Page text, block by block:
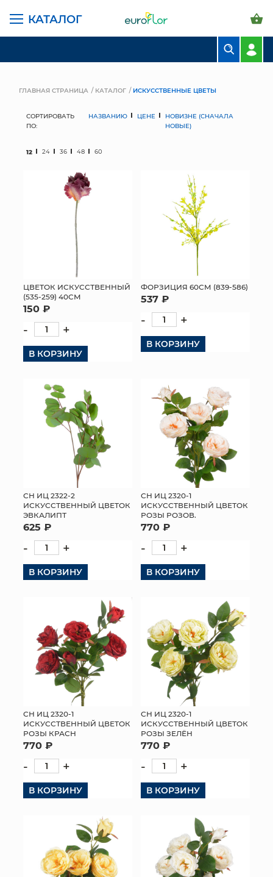
КАТАЛОГ
ГРУНТЫ И УДОБРЕНИЯ
МЯГКИЕ ИГРУШКИ
КОРЗИНЫ
ЯЩИКИ
ИСКУССТВЕННЫЕ ЦВЕТЫ
ПАКЕТЫ И СУМКИ
ПОДАРОЧНЫЕ КАРТЫ
ОПТОВЫМ КЛИЕНТАМ
КОНТАКТЫ
ГЛАВНАЯ СТРАНИЦА КАТАЛОГ ИСКУССТВЕННЫЕ ЦВЕТЫ
СОРТИРОВАТЬ
ПО:
НАЗВАНИЮ ЦЕНЕ
НОВИЗНЕ (СНАЧАЛА
НОВЫЕ)
12 24 36 48 60
ЦВЕТОК ИСКУССТВЕННЫЙ
(535-259) 40СМ
150 ₽
- +
В КОРЗИНУ
ФОРЗИЦИЯ 60СМ (839-586)
537 ₽
- +
В КОРЗИНУ
СН ИЦ 2322-2
ИСКУССТВЕННЫЙ ЦВЕТОК
ЭВКАЛИПТ
625 ₽
- +
В КОРЗИНУ
СН ИЦ 2320-1
ИСКУССТВЕННЫЙ ЦВЕТОК
РОЗЫ РОЗОВ.
770 ₽
- +
В КОРЗИНУ
СН ИЦ 2320-1
ИСКУССТВЕННЫЙ ЦВЕТОК
РОЗЫ КРАСН
770 ₽
- +
В КОРЗИНУ
СН ИЦ 2320-1
ИСКУССТВЕННЫЙ ЦВЕТОК
РОЗЫ ЗЕЛЁН
770 ₽
- +
В КОРЗИНУ